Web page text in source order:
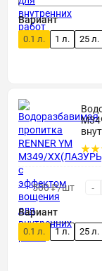
Вариант
0.1 л. 1 л. 25 л.
500₽/шт -
Вариант
0.1 л. 1 л. 25 л.